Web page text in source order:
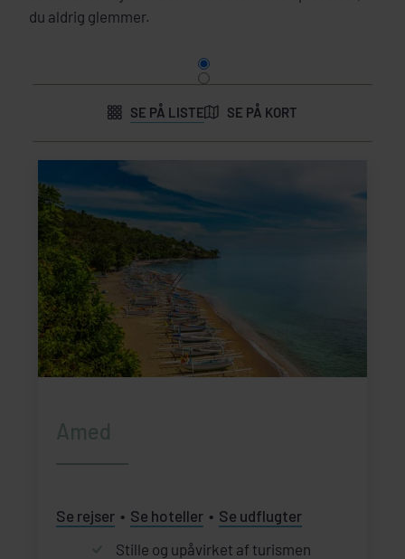
du aldrig glemmer.
SE PÅ LISTE SE PÅ KORT
Amed
Se rejser Se hoteller
Se udflugter
Stille og upåvirket af turismen